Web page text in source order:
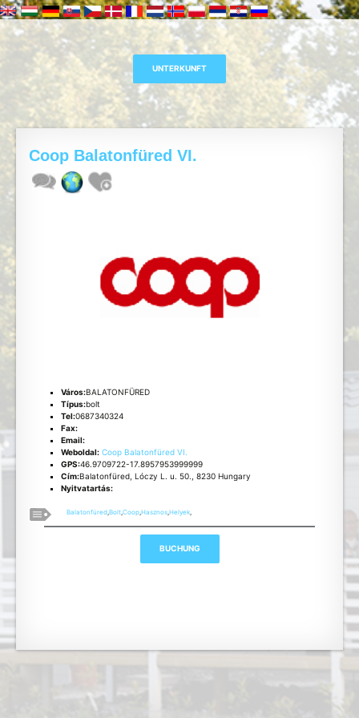
Coop Balatonfüred VI.
Város:BALATONFÜRED
Típus:bolt
Tel:0687340324
Fax:
Email:
Weboldal: Coop Balatonfüred VI.
GPS:46.9709722-17.8957953999999
Cím:Balatonfüred, Lóczy L. u. 50., 8230 Hungary
Nyitvatartás:
Balatonfüred ,Bolt ,Coop ,Hasznos ,Helyek